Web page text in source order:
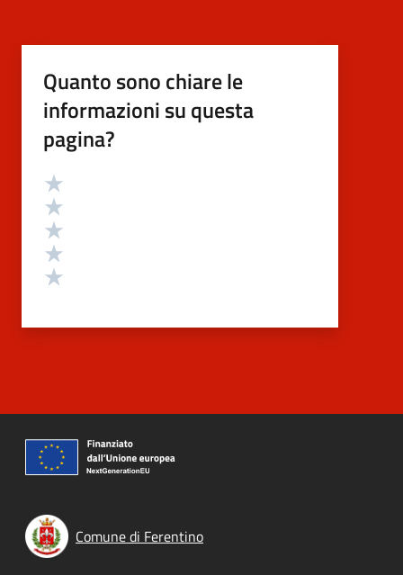
Quanto sono chiare le
informazioni su questa
pagina?
Valutazione
Comune di Ferentino